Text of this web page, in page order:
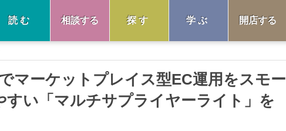
読む 相談する 探す 学ぶ 開店する
マーケットプレイス型EC運用をスモー
すい「マルチサプライヤーライト」を